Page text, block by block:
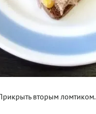
вторым ломтиком.